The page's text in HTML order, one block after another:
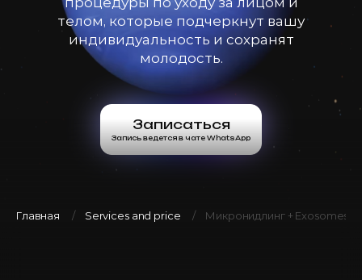
телом, которые подчеркнут вашу
индивидуальность и сохранят
молодость.
Записаться
Запись ведется в чате WhatsApp
Главная Services and price Микронидлинг + Exosomes